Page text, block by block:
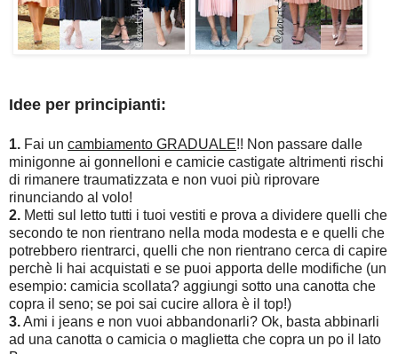
Idee per principianti:
1. Fai un cambiamento GRADUALE!! Non passare dalle
minigonne ai gonnelloni e camicie castigate altrimenti rischi
di rimanere traumatizzata e non vuoi più riprovare
rinunciando al volo!
2. Metti sul letto tutti i tuoi vestiti e prova a dividere quelli che
secondo te non rientrano nella moda modesta e e quelli che
potrebbero rientrarci, quelli che non rientrano cerca di capire
perchè li hai acquistati e se puoi apporta delle modifiche (un
esempio: camicia scollata? aggiungi sotto una canotta che
copra il seno; se poi sai cucire allora è il top!)
3.Ami i jeans e non vuoi abbandonarli? Ok, basta abbinarli
ad una canotta o camicia o maglietta che copra un po il lato